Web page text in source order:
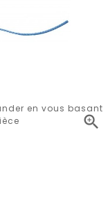

en vous basant